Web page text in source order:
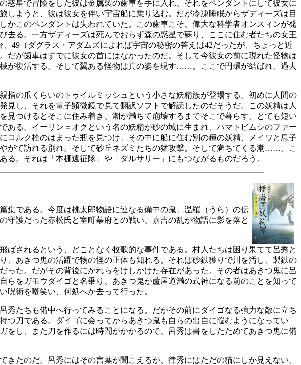
星で冒険をした彼は金属製の歯車を手に入れ、それをペンダントにして彼女に
ようと、彼は彼女を伴い宇宙船に乗り込む。だが冷凍睡眠からザディーズは目
このペンダントは失われていた。この歯車こそ、偉大な科学者オンスィンが発
る。一方ザディーズは死んでおらず森の惑星で蘇り、ここに住む者たちの女王
49（ダグラス・アダムズによれば宇宙の秘密の答えは42だったが、ちょっと近
が歯車はすでに彼女の首にはなかったのだ。そして今彼女の前に現れた怪物は
が復活する。そして翼ある怪物は真の姿を現す……。ここで円環が結ばれ、過去
指の爪くらいのトゥイルミッシュという小さな妖精族が登場する。初めに人間の
し、それを電子顕微鏡で見て翻訳ソフトで解読したのだそうだ。この妖精は人
つけるとそこに住み着き、潮が満ちて崩壊するまでそこで暮らす。とても短い
る。イーリン＝オクという名の妖精が砂の城に生まれ、ハマトビムシのファー
ルク栓のはまった瓶を見つけ、その中に船に住む別の種の妖精、メイワと息子
がて訪れる別れ。そして砂丘ネズミたちの猛攻撃。そして満ちてくる潮……。こ
。それは「本棚遠征隊」や「ダルサリー」にもつながるものだろう。
である。今度は桃太郎物語に連なる備中の鬼、温羅（うら）の伝
護だった赤松氏と室町幕府との戦い、嘉吉の乱が物語に影を落と
されるという、どことなく牧歌的な事件である。村人たちは困り果てて呂秀と
あきつ鬼の活躍で物の怪の正体も知れる。それは砂鉄獲りで川を汚し、製鉄の
た。だがその背後にかれらをけしかけた存在があった。その者はあきつ鬼に呂
をガモウダイゴと名乗り、あきつ鬼が蘆屋道満の式神になる前のことを知って
術を嘲笑い、何処へか去って行った。
たちも備中へ行ってみることになる。だがその前にダイゴなる強力な敵に立ち
刀である。ダイゴに会ってからあきつ鬼も自らの出自に悩むようになってい
し、また刀を作るには時間がかかるので、呂秀は書をしたためてあきつ鬼に備
たのだ。呂秀にはその言葉が聞こえるが、律秀にはただの猫にしか見えない。